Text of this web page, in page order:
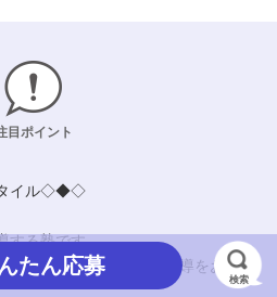
目ポイント
イル◇◆◇
する塾です。
たの得意な理系科目の指導をお願い
たん応募
検索